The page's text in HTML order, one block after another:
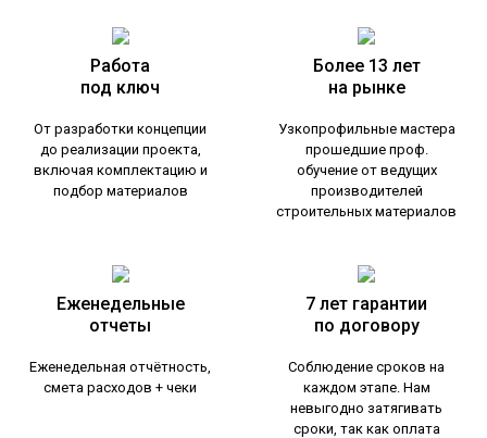
Работа
под ключ
От разработки концепции
до реализации проекта,
включая комплектацию и
подбор материалов
Более 13 лет
на рынке
Узкопрофильные мастера
прошедшие проф.
обучение от ведущих
производителей
строительных материалов
Еженедельные
отчеты
Еженедельная отчётность,
смета расходов + чеки
7 лет гарантии
по договору
Соблюдение сроков на
каждом этапе. Нам
невыгодно затягивать
сроки, так как оплата